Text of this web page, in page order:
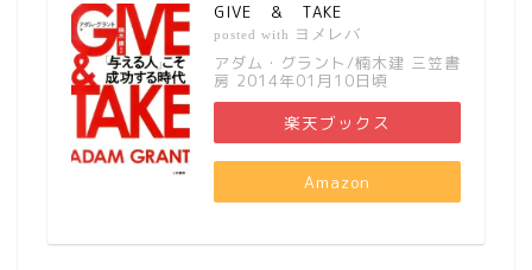
GIVE ＆ TAKE
posted with ヨメレバ
アダム・グラント/楠木建 三笠書
房 2014年01月10日頃
楽天ブックス
Amazon